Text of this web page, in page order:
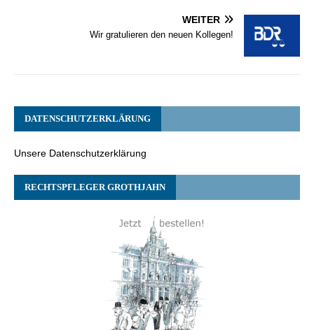
WEITER
Wir gratulieren den neuen Kollegen!
DATENSCHUTZERKLÄRUNG
Unsere Datenschutzerklärung
RECHTSPFLEGER GROTHJAHN